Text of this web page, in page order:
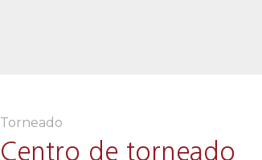
Torneado
Centro de torneado